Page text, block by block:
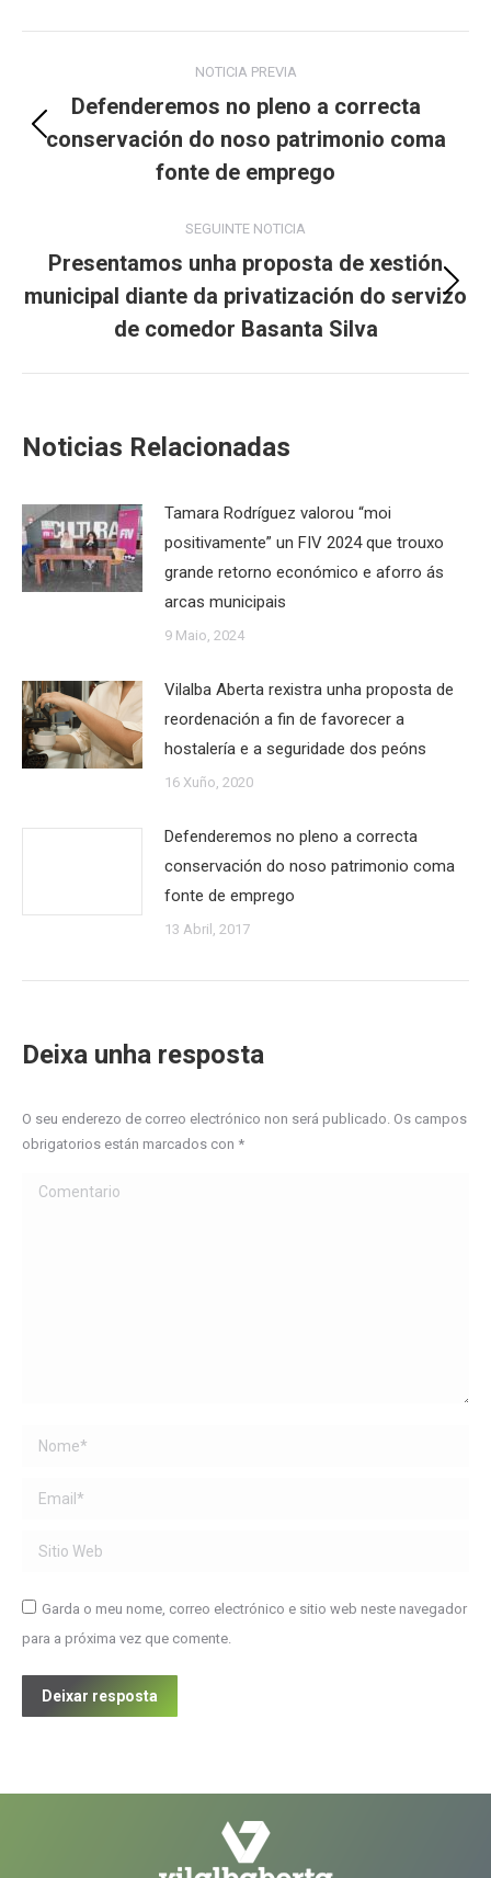
navigation
NOTICIA PREVIA
Previous
post:
Defenderemos no pleno a correcta
conservación do noso patrimonio coma
fonte de emprego
SEGUINTE NOTICIA
Next
post:
Presentamos unha proposta de xestión
municipal diante da privatización do servizo
de comedor Basanta Silva
Noticias Relacionadas
Tamara Rodríguez valorou “moi
positivamente” un FIV 2024 que trouxo
grande retorno económico e aforro ás
arcas municipais
9 Maio, 2024
Vilalba Aberta rexistra unha proposta de
reordenación a fin de favorecer a
hostalería e a seguridade dos peóns
16 Xuño, 2020
Defenderemos no pleno a correcta
conservación do noso patrimonio coma
fonte de emprego
13 Abril, 2017
Deixa unha resposta
O seu enderezo de correo electrónico non será publicado. Os campos
obrigatorios están marcados con *
Comentario
Name *
Email *
Sitio Web
Garda o meu nome, correo electrónico e sitio web neste navegador
para a próxima vez que comente.
Deixar resposta